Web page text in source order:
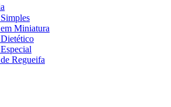
Miniatura
Regueifa